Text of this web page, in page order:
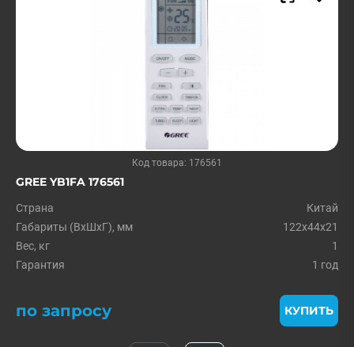
Код товара: 176561
GREE YB1FA 176561
Страна
Китай
Габариты (ВxШxГ), мм
122х44х21
Вес, кг
1
Гарантия
1 год
по запросу КУПИТЬ